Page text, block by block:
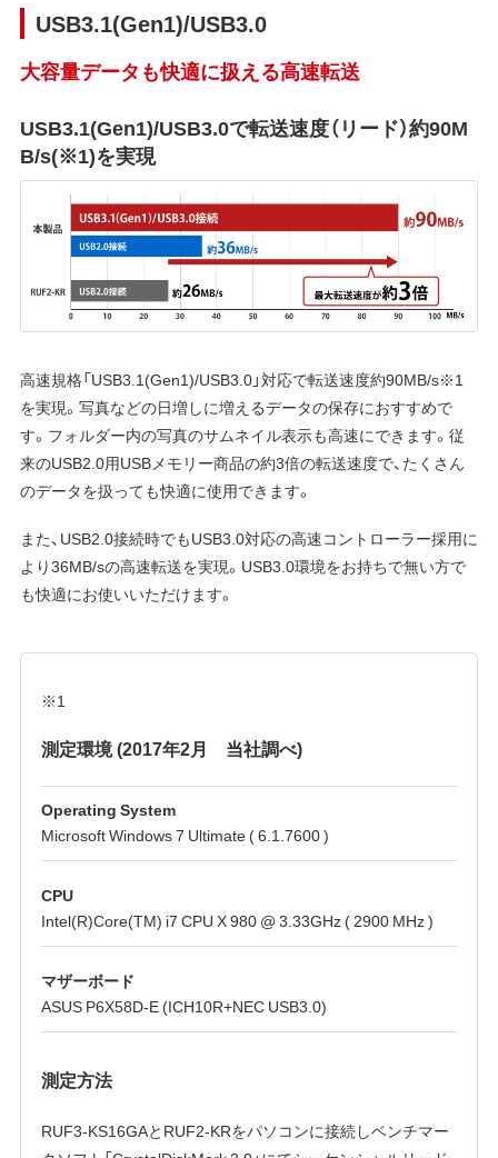
USB3.1(Gen1)/USB3.0
大容量データも快適に扱える高速転送
USB3.1(Gen1)/USB3.0で転送速度（リード）約90M
B/s(※1)を実現
高速規格「USB3.1(Gen1)/USB3.0」対応で転送速度約90MB/s※1
を実現。写真などの日増しに増えるデータの保存におすすめで
す。フォルダー内の写真のサムネイル表示も高速にできます。従
来のUSB2.0用USBメモリー商品の約3倍の転送速度で、たくさん
のデータを扱っても快適に使用できます。
また、USB2.0接続時でもUSB3.0対応の高速コントローラー採用に
より36MB/sの高速転送を実現。USB3.0環境をお持ちで無い方で
も快適にお使いいただけます。
※1
測定環境 (2017年2月 当社調べ)
Operating System
Microsoft Windows 7 Ultimate ( 6.1.7600 )
CPU
Intel(R)Core(TM) i7 CPU X 980 @ 3.33GHz ( 2900 MHz )
マザーボード
ASUS P6X58D-E (ICH10R+NEC USB3.0)
測定方法
RUF3-KS16GAとRUF2-KRをパソコンに接続しベンチマー